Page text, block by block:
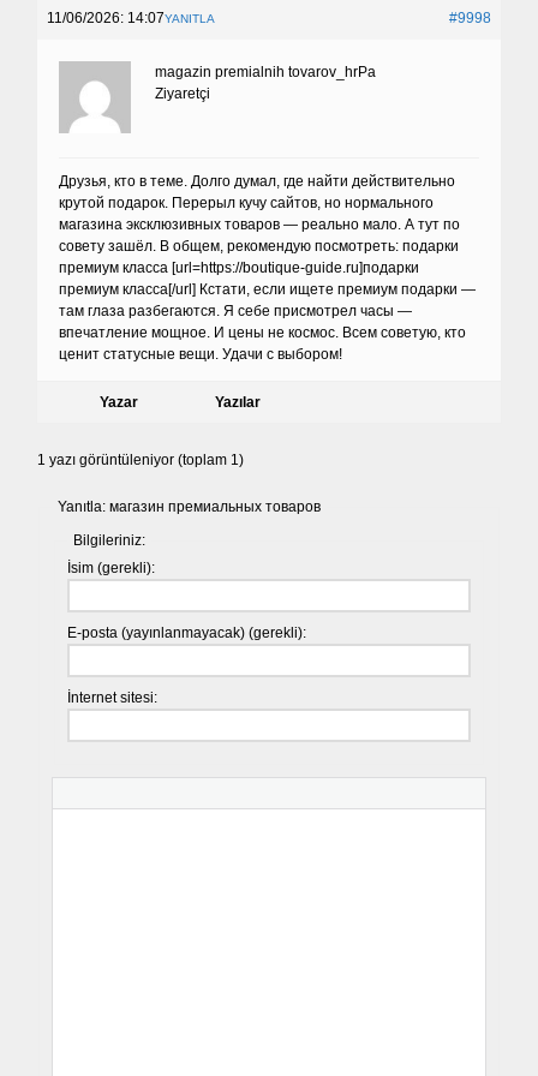
11/06/2026: 14:07 #9998
YANITLA
magazin premialnih tovarov_hrPa
Ziyaretçi
Друзья, кто в теме. Долго думал, где найти действительно
крутой подарок. Перерыл кучу сайтов, но нормального
магазина эксклюзивных товаров — реально мало. А тут по
совету зашёл. В общем, рекомендую посмотреть: подарки
премиум класса [url=https://boutique-guide.ru]подарки
премиум класса[/url] Кстати, если ищете премиум подарки —
там глаза разбегаются. Я себе присмотрел часы —
впечатление мощное. И цены не космос. Всем советую, кто
ценит статусные вещи. Удачи с выбором!
Yazar Yazılar
1 yazı görüntüleniyor (toplam 1)
Yanıtla: магазин премиальных товаров
Bilgileriniz:
İsim (gerekli):
E-posta (yayınlanmayacak) (gerekli):
İnternet sitesi: